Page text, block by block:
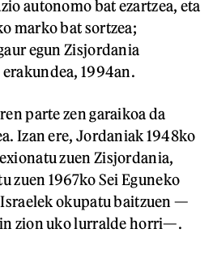
autonomo bat ezartzea, eta
marko bat sortzea;
egun Zisjordania
1994an.
parte zen garaikoa da
Izan ere, Jordaniak 1948ko
zuen Zisjordania,
zuen 1967ko Sei Eguneko
okupatu baitzuen —
zion uko lurralde horri—.